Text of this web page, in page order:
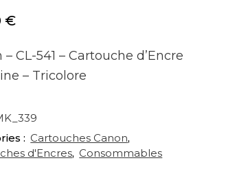
€
– CL-541 – Cartouche d’Encre
– Tricolore
: Cartouches Canon,
d'Encres, Consommables